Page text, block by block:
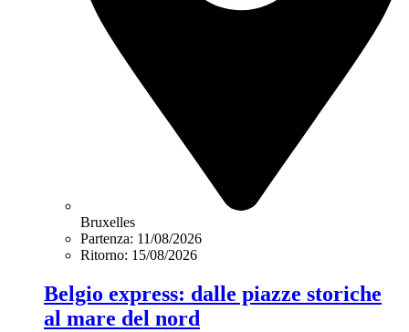
Bruxelles
Partenza: 11/08/2026
Ritorno: 15/08/2026
Belgio express: dalle piazze storiche
al mare del nord